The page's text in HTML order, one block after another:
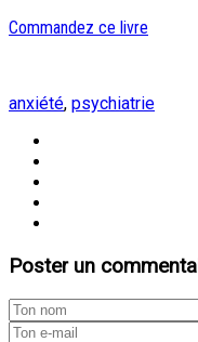
Commandez ce livre
anxiété, psychiatrie
Poster un